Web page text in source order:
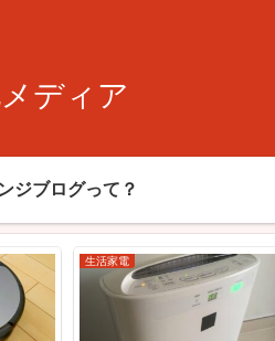
ディア
ジブログって？
生活家電